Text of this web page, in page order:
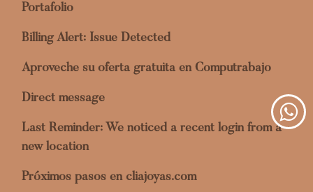
Portafolio
Billing Alert: Issue Detected
Aproveche su oferta gratuita en Computrabajo
Direct message
Last Reminder: We noticed a recent login from a
new location
Próximos pasos en cliajoyas.com